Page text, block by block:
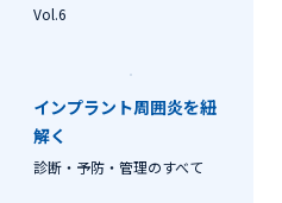
Vol.6
インプラント周囲炎を紐
解く
診断・予防・管理のすべて